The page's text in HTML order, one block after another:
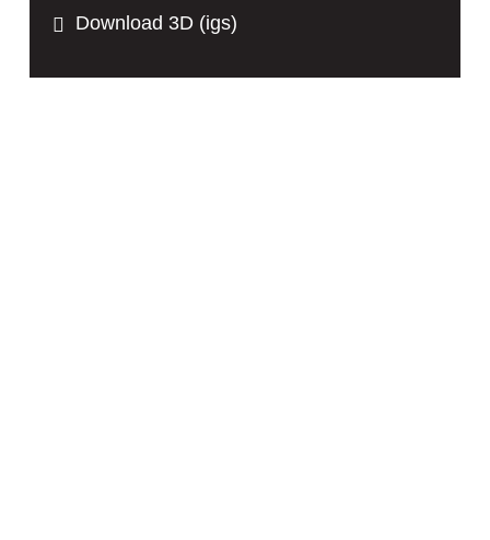
Download 3D (igs)